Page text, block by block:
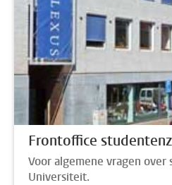
Frontoffice
Voor algemene vragen over
Universiteit.